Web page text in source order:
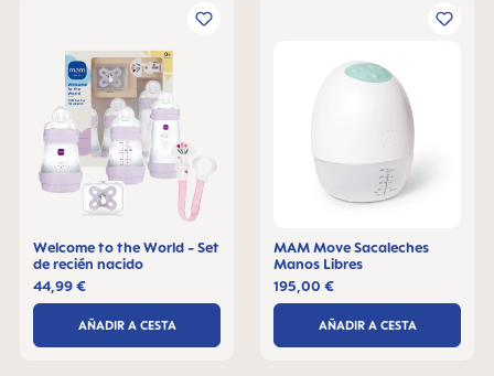
Welcome to the World - Set
de recién nacido
44,99 €
AÑADIR A CESTA
MAM Move Sacaleches
Manos Libres
195,00 €
AÑADIR A CESTA